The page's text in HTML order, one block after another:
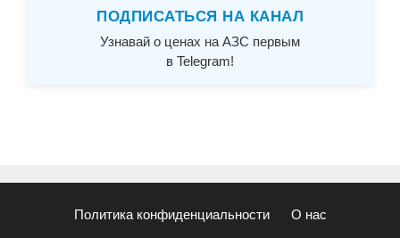
ПОДПИСАТЬСЯ НА КАНАЛ
Узнавай о ценах на АЗС первым
в Telegram!
Политика конфиденциальности О нас